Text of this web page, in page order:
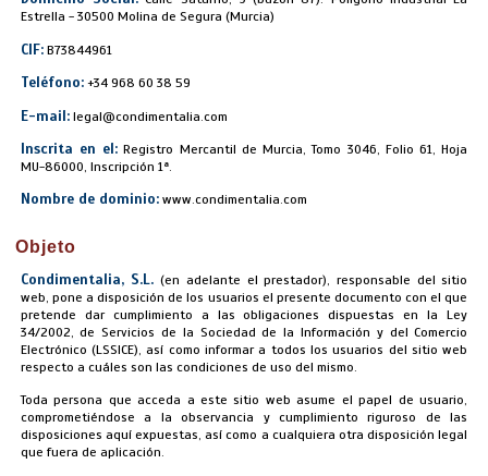
Estrella - 30500 Molina de Segura (Murcia)
CIF:B73844961
Teléfono:+34 968 60 38 59
E-mail:legal@condimentalia.com
Inscrita en el: Registro Mercantil de Murcia, Tomo 3046, Folio 61, Hoja
MU-86000, Inscripción 1ª.
Nombre de dominio:www.condimentalia.com
Objeto
Condimentalia, S.L. (en adelante el prestador), responsable del sitio
web, pone a disposición de los usuarios el presente documento con el que
pretende dar cumplimiento a las obligaciones dispuestas en la Ley
34/2002, de Servicios de la Sociedad de la Información y del Comercio
Electrónico (LSSICE), así como informar a todos los usuarios del sitio web
respecto a cuáles son las condiciones de uso del mismo.
Toda persona que acceda a este sitio web asume el papel de usuario,
comprometiéndose a la observancia y cumplimiento riguroso de las
disposiciones aquí expuestas, así como a cualquiera otra disposición legal
que fuera de aplicación.